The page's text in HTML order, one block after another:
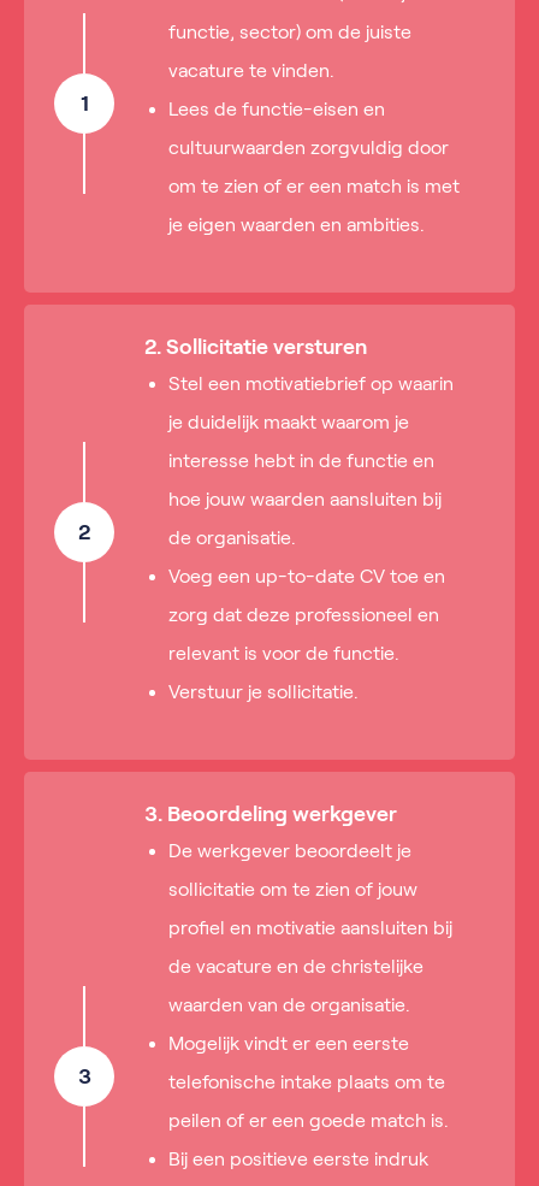
1
functie, sector) om de juiste
vacature te vinden.
Lees de functie-eisen en
cultuurwaarden zorgvuldig door
om te zien of er een match is met
je eigen waarden en ambities.
2
2. Sollicitatie versturen
Stel een motivatiebrief op waarin
je duidelijk maakt waarom je
interesse hebt in de functie en
hoe jouw waarden aansluiten bij
de organisatie.
Voeg een up-to-date CV toe en
zorg dat deze professioneel en
relevant is voor de functie.
Verstuur je sollicitatie.
3
3. Beoordeling werkgever
De werkgever beoordeelt je
sollicitatie om te zien of jouw
profiel en motivatie aansluiten bij
de vacature en de christelijke
waarden van de organisatie.
Mogelijk vindt er een eerste
telefonische intake plaats om te
peilen of er een goede match is.
Bij een positieve eerste indruk